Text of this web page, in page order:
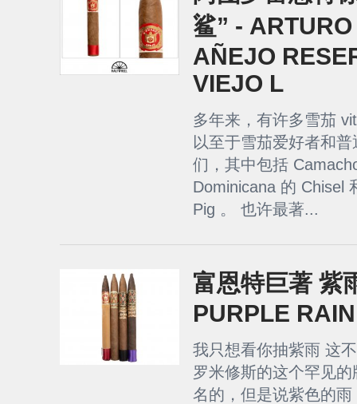
鲨” -
AÑEJO
VIEJO L
多年来，有许多雪茄
以至于雪茄爱好者和
们，其中包括
Dominicana 的 Chisel
Pig 。 也许最著...
富恩特巨著 紫
PURPLE RAIN
我只想看你抽紫雨 这
罗米修斯的这个罕见
名的，但是说紫色的